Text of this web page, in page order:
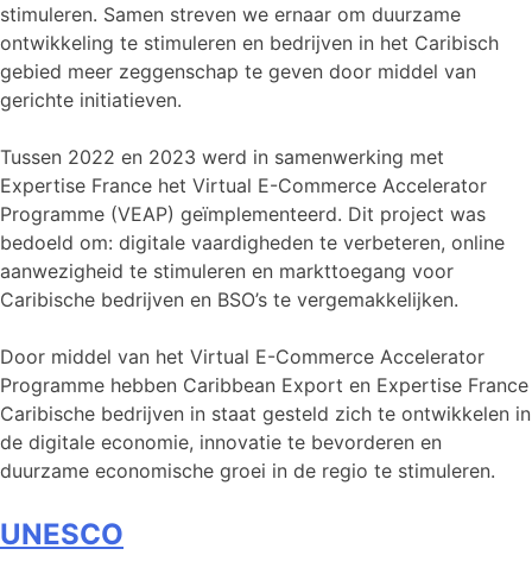
stimuleren. Samen streven we ernaar om duurzame
ontwikkeling te stimuleren en bedrijven in het Caribisch
gebied meer zeggenschap te geven door middel van
gerichte initiatieven.
Tussen 2022 en 2023 werd in samenwerking met
Expertise France het Virtual E-Commerce Accelerator
Programme (VEAP) geïmplementeerd. Dit project was
bedoeld om: digitale vaardigheden te verbeteren, online
aanwezigheid te stimuleren en markttoegang voor
Caribische bedrijven en BSO’s te vergemakkelijken.
Door middel van het Virtual E-Commerce Accelerator
Programme hebben Caribbean Export en Expertise France
Caribische bedrijven in staat gesteld zich te ontwikkelen in
de digitale economie, innovatie te bevorderen en
duurzame economische groei in de regio te stimuleren.
UNESCO